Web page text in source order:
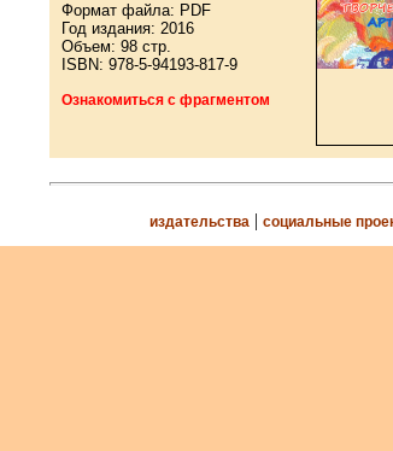
Формат файла: PDF
Год издания: 2016
Объем: 98 стр.
ISBN: 978-5-94193-817-9
Ознакомиться с фрагментом
издательства | социальные